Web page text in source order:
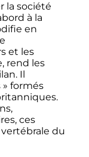
la société
à la
en
et les
rend les
Il
» formés
ces
du